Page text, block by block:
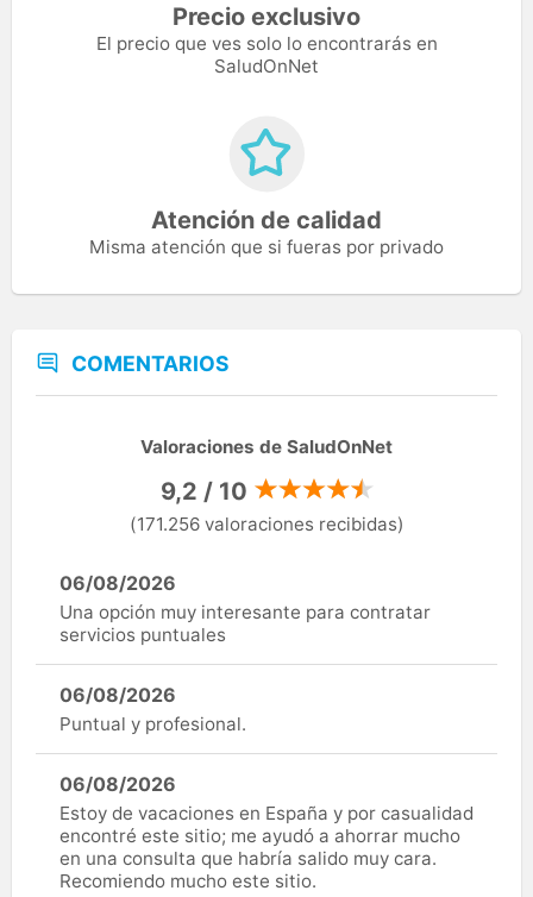
Precio exclusivo
El precio que ves solo lo encontrarás en
SaludOnNet
Atención de calidad
Misma atención que si fueras por privado
COMENTARIOS
Valoraciones de SaludOnNet
9,2 / 10
(171.256 valoraciones recibidas)
06/08/2026
Una opción muy interesante para contratar
servicios puntuales
06/08/2026
Puntual y profesional.
06/08/2026
Estoy de vacaciones en España y por casualidad
encontré este sitio; me ayudó a ahorrar mucho
en una consulta que habría salido muy cara.
Recomiendo mucho este sitio.